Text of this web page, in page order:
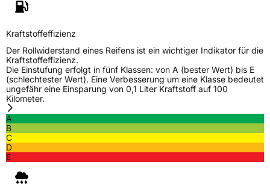
Kraftstoffeffizienz
Der Rollwiderstand eines Reifens ist ein wichtiger Indikator für die
Kraftstoffeffizienz.
Die Einstufung erfolgt in fünf Klassen: von A (bester Wert) bis E
(schlechtester Wert). Eine Verbesserung um eine Klasse bedeutet
ungefähr eine Einsparung von 0,1 Liter Kraftstoff auf 100
Kilometer.
A
B
C
D
E